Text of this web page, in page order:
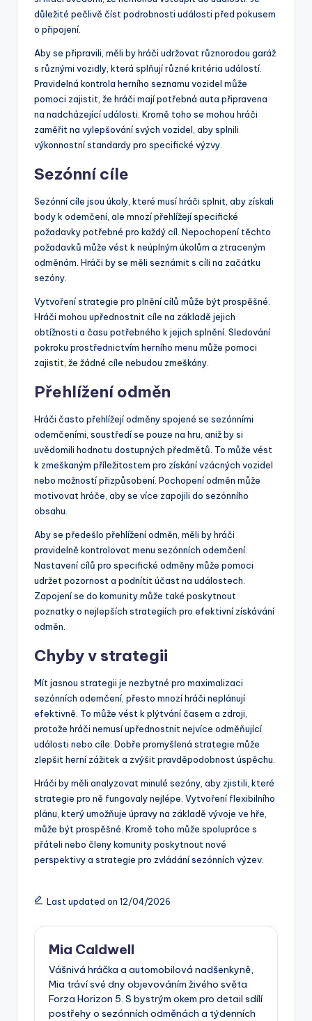
důležité pečlivě číst podrobnosti události před pokusem
o připojení.
Aby se připravili, měli by hráči udržovat různorodou garáž
s různými vozidly, která splňují různé kritéria událostí.
Pravidelná kontrola herního seznamu vozidel může
pomoci zajistit, že hráči mají potřebná auta připravena
na nadcházející události. Kromě toho se mohou hráči
zaměřit na vylepšování svých vozidel, aby splnili
výkonnostní standardy pro specifické výzvy.
Sezónní cíle
Sezónní cíle jsou úkoly, které musí hráči splnit, aby získali
body k odemčení, ale mnozí přehlížejí specifické
požadavky potřebné pro každý cíl. Nepochopení těchto
požadavků může vést k neúplným úkolům a ztraceným
odměnám. Hráči by se měli seznámit s cíli na začátku
sezóny.
Vytvoření strategie pro plnění cílů může být prospěšné.
Hráči mohou upřednostnit cíle na základě jejich
obtížnosti a času potřebného k jejich splnění. Sledování
pokroku prostřednictvím herního menu může pomoci
zajistit, že žádné cíle nebudou zmeškány.
Přehlížení odměn
Hráči často přehlížejí odměny spojené se sezónními
odemčeními, soustředí se pouze na hru, aniž by si
uvědomili hodnotu dostupných předmětů. To může vést
k zmeškaným příležitostem pro získání vzácných vozidel
nebo možností přizpůsobení. Pochopení odměn může
motivovat hráče, aby se více zapojili do sezónního
obsahu.
Aby se předešlo přehlížení odměn, měli by hráči
pravidelně kontrolovat menu sezónních odemčení.
Nastavení cílů pro specifické odměny může pomoci
udržet pozornost a podnítit účast na událostech.
Zapojení se do komunity může také poskytnout
poznatky o nejlepších strategiích pro efektivní získávání
odměn.
Chyby v strategii
Mít jasnou strategii je nezbytné pro maximalizaci
sezónních odemčení, přesto mnozí hráči neplánují
efektivně. To může vést k plýtvání časem a zdroji,
protože hráči nemusí upřednostnit nejvíce odměňující
události nebo cíle. Dobře promyšlená strategie může
zlepšit herní zážitek a zvýšit pravděpodobnost úspěchu.
Hráči by měli analyzovat minulé sezóny, aby zjistili, které
strategie pro ně fungovaly nejlépe. Vytvoření flexibilního
plánu, který umožňuje úpravy na základě vývoje ve hře,
může být prospěšné. Kromě toho může spolupráce s
přáteli nebo členy komunity poskytnout nové
perspektivy a strategie pro zvládání sezónních výzev.
Last updated on 12/04/2026
Mia Caldwell
Vášnivá hráčka a automobilová nadšenkyně,
Mia tráví své dny objevováním živého světa
Forza Horizon 5. S bystrým okem pro detail sdílí
postřehy o sezónních odměnách a týdenních